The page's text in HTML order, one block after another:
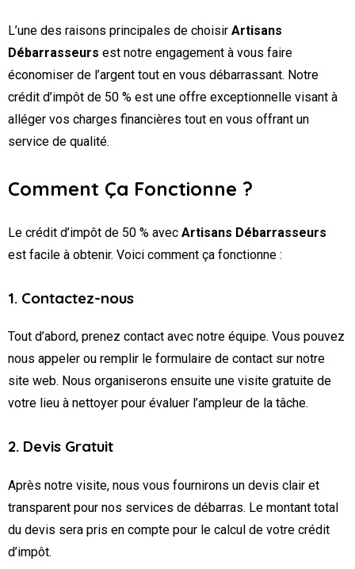
L’une des raisons principales de choisir Artisans
Débarrasseurs est notre engagement à vous faire
économiser de l’argent tout en vous débarrassant. Notre
crédit d’impôt de 50 % est une offre exceptionnelle visant à
alléger vos charges financières tout en vous offrant un
service de qualité.
Comment Ça Fonctionne ?
Le crédit d’impôt de 50 % avec Artisans Débarrasseurs
est facile à obtenir. Voici comment ça fonctionne :
1. Contactez-nous
Tout d’abord, prenez contact avec notre équipe. Vous pouvez
nous appeler ou remplir le formulaire de contact sur notre
site web. Nous organiserons ensuite une visite gratuite de
votre lieu à nettoyer pour évaluer l’ampleur de la tâche.
2. Devis Gratuit
Après notre visite, nous vous fournirons un devis clair et
transparent pour nos services de débarras. Le montant total
du devis sera pris en compte pour le calcul de votre crédit
d’impôt.